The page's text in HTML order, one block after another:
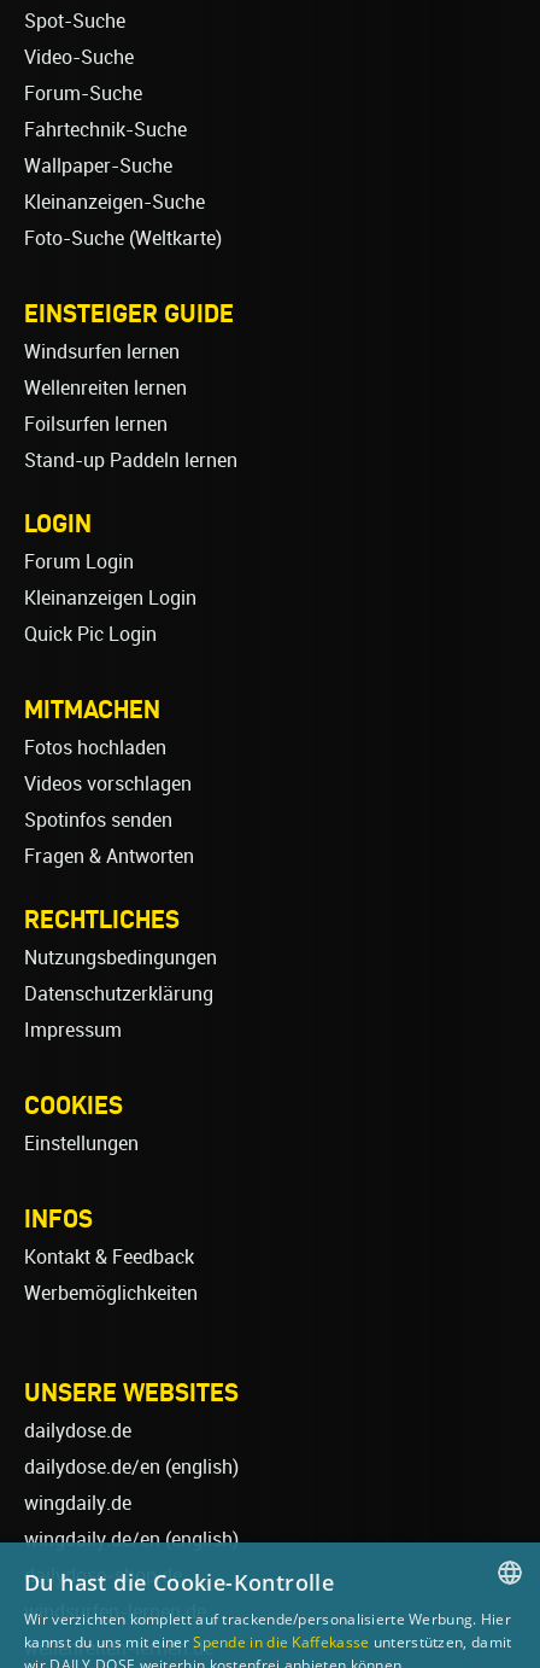
Spot-Suche
Video-Suche
Forum-Suche
Fahrtechnik-Suche
Wallpaper-Suche
Kleinanzeigen-Suche
Foto-Suche (Weltkarte)
EINSTEIGER GUIDE
Windsurfen lernen
Wellenreiten lernen
Foilsurfen lernen
Stand-up Paddeln lernen
LOGIN
Forum Login
Kleinanzeigen Login
Quick Pic Login
MITMACHEN
Fotos hochladen
Videos vorschlagen
Spotinfos senden
Fragen & Antworten
RECHTLICHES
Nutzungsbedingungen
Datenschutzerklärung
Impressum
COOKIES
Einstellungen
INFOS
Kontakt & Feedback
Werbemöglichkeiten
UNSERE WEBSITES
dailydose.de
dailydose.de/en (english)
wingdaily.de
wingdaily.de/en(english)
dailydose-shop.de
windsurfen-lernen.de
wellenreiten-lernen.de
GERMAN
Du hast die Cookie-Kontrolle
Wir verzichten komplett auf trackende/personalisierte Werbung. Hier
kannst du uns mit einerSpende in die Kaffekasse unterstützen, damit